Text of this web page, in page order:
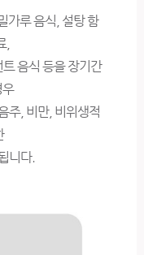
가루 음식, 설탕 함
,
음식 등을 장기간
우
주, 비만, 비위생적
니다.